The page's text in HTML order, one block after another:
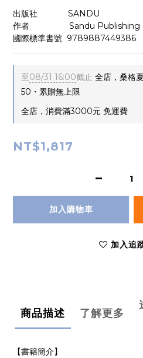
出版社             SANDU
作者                 Sandu Publishing
國際標準書號  9789887449386
至08/31 16:00截止 全店，桑格
50・累贈無上限
全店，消費滿3000元 免運費
NT$1,817
加入購物車
加入追
商品描述 了解更多
【書籍簡介】